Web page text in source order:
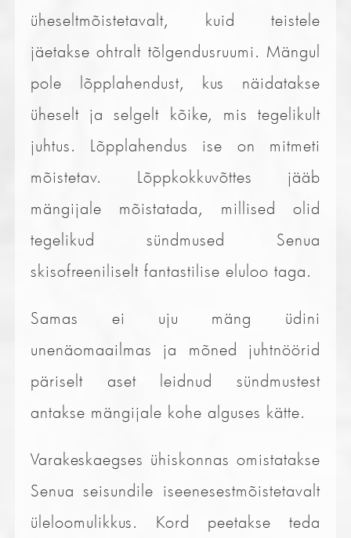
üheseltmõistetavalt, kuid teistele
jäetakse ohtralt tõlgendusruumi. Mängul
pole lõpplahendust, kus näidatakse
üheselt ja selgelt kõike, mis tegelikult
juhtus. Lõpplahendus ise on mitmeti
mõistetav. Lõppkokkuvõttes jääb
mängijale mõistatada, millised olid
tegelikud sündmused Senua
skisofreeniliselt fantastilise eluloo taga.
Samas ei uju mäng üdini
unenäomaailmas ja mõned juhtnöörid
päriselt aset leidnud sündmustest
antakse mängijale kohe alguses kätte.
Varakeskaegses ühiskonnas omistatakse
Senua seisundile iseenesestmõistetavalt
üleloomulikkus. Kord peetakse teda